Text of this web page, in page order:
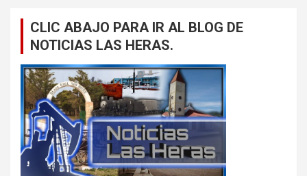
CLIC ABAJO PARA IR AL BLOG DE
NOTICIAS LAS HERAS.